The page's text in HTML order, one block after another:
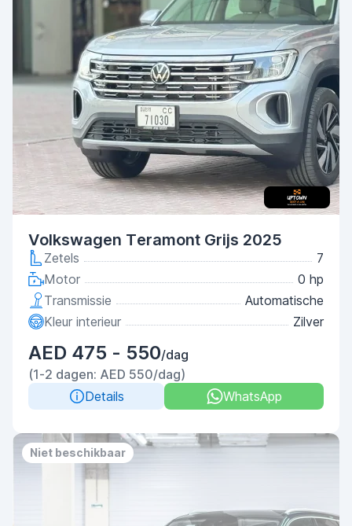
Volkswagen Teramont Grijs 2025
Zetels
7
Motor
0 hp
Transmissie
Automatische
Kleur interieur
Zilver
AED 475 - 550/dag
(1-2 dagen: AED 550/dag)
Details
WhatsApp
Niet beschikbaar